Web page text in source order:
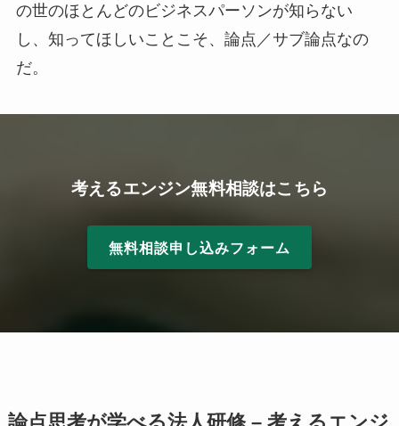
の世のほとんどのビジネスパーソンが知らない
し、知ってほしいことこそ、論点／サブ論点なの
だ。
考えるエンジン無料相談はこちら
無料相談申し込みフォーム